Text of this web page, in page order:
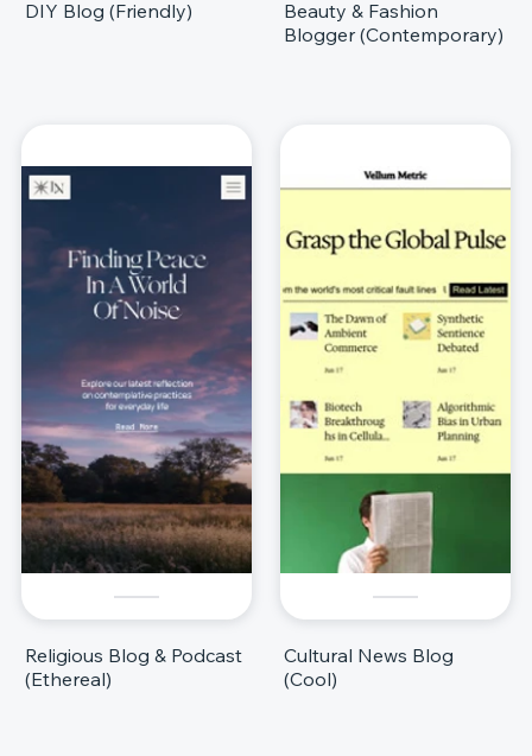
DIY Blog (Friendly)
Beauty & Fashion
Blogger (Contemporary)
Religious Blog & Podcast
(Ethereal)
Cultural News Blog
(Cool)